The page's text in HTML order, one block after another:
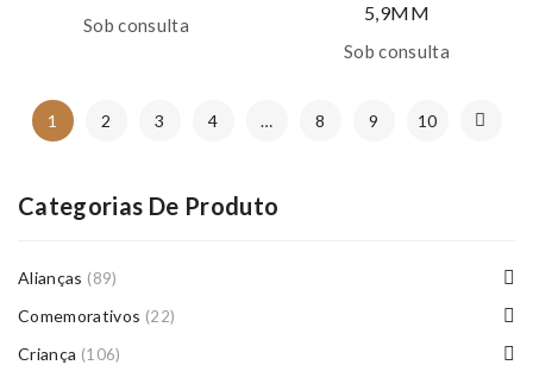
Sob consulta
5,9MM
Sob consulta
1 2 3 4 … 8 9 10
Categorias De Produto
Alianças (89)
Comemorativos (22)
Criança (106)